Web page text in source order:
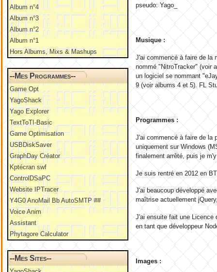
Album n°4
Album n°3
Album n°2
Album n°1
Hors Albums, Mixs & Mashups
--Mes Programmes--
Game Opt
YagoShack
Yago Explorer
TextToTI-Basic
Game Optimisation
USBDiskSaver
GraphDay Créator
Kptécran swf
ControlDSaPC
Website IPTracer
Y4G0 AnoMail Bb AutoSMTP ##
Voice Anim
Assistant
Phytagore Calculator
--Mes Sites--
pseudo: Yago_
Musique :
J'ai commencé à faire de la
nommé "NitroTracker" (voir
un logiciel se nommant
9 (voir albums 4 et 5). FL
Programmes :
J'ai commencé à faire de la
uniquement sur Windows
finalement arrêté, puis je
Je suis rentré en 2012 en
J'ai beaucoup développé
maîtrise actuellement
J'ai ensuite fait une Licence
en tant que développeur
Images :